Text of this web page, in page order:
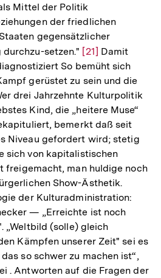
Mittel der Politik
der friedlichen
gegensätzlicher
setzen." Zur
Auflösung
der
Fußnote
[21] Damit
So bemüht sich
gerüstet zu sein und die
drei Jahrzehnte Kulturpolitik
Kind, die „heitere Muse“
bemerkt daß seit
Niveau gefordert wird; stetig
sich von kapitalistischen
freigemacht, man huldige noch
Show-Ästhetik.
der Kulturadministration:
— „Erreichte ist noch
„Weltbild (solle) gleich
Kämpfen unserer Zeit" sei es
so schwer zu machen ist“,
. Antworten auf die Fragen der